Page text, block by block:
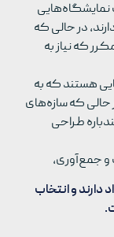
در حالی که
که نیاز به
هستند که به
که سازه‌های
طراحی
جمع‌آوری،
و انتخاب